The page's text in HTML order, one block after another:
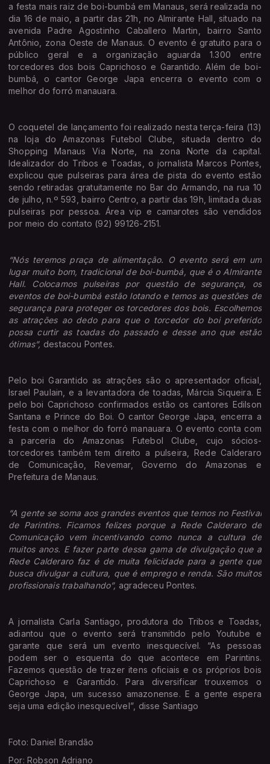
a festa mais raiz de boi-bumbá em Manaus, será realizada no
dia 16 de maio, a partir das 21h, no Almirante Hall, situado na
avenida Padre Agostinho Caballero Martin, bairro Santo
Antônio, zona Oeste de Manaus. O evento é gratuito para o
público geral e a organização aguarda 1.300 entre
torcedores dos bois Caprichoso e Garantido. Além de boi-
bumbá, o cantor George Japa encerra o evento com o
melhor do forró manauara.
O coquetel de lançamento foi realizado nesta terça-feira (13)
na loja do Amazonas Futebol Clube, situada dentro do
Shopping Manaus Via Norte, na zona Norte da capital.
Idealizador do Tribos e Toadas, o jornalista Marcos Pontes,
explicou que pulseiras para área de pista do evento estão
sendo retiradas gratuitamente no Bar do Armando, na rua 10
de julho, n.º 593, bairro Centro, a partir das 19h, limitada duas
pulseiras por pessoa. Área vip e camarotes são vendidos
por meio do contato (92) 99126-2151.
“Nós teremos praça de alimentação. O evento será em um
lugar muito bom, tradicional de boi-bumbá, que é o Almirante
Hall. Colocamos pulseiras por questão de segurança, os
eventos de boi-bumbá estão lotando e temos as questões de
segurança para proteger os torcedores dos bois. Escolhemos
as atrações ao dedo para que o torcedor do boi preferido
possa curtir as toadas do passado e desse ano que estão
ótimas”, destacou Pontes.
Pelo boi Garantido as atrações são o apresentador oficial,
Israel Paulain, e a levantadora de toadas, Márcia Siqueira. E
pelo boi Caprichoso confirmados estão os cantores Edilson
Santana e Prince do Boi. O cantor George Japa, encerra a
festa com o melhor do forró manauara. O evento conta com
a parceria do Amazonas Futebol Clube, cujo sócios-
torcedores também tem direito a pulseira, Rede Calderaro
de Comunicação, Revemar, Governo do Amazonas e
Prefeitura de Manaus.
“A gente se soma aos grandes eventos que temos no Festival
de Parintins. Ficamos felizes porque a Rede Calderaro de
Comunicação vem incentivando como nunca a cultura de
muitos anos. E fazer parte dessa gama de divulgação que a
Rede Calderaro faz é de muita felicidade para a gente que
busca divulgar a cultura, que é emprego e renda. São muitos
profissionais trabalhando”, agradeceu Pontes.
A jornalista Carla Santiago, produtora do Tribos e Toadas,
adiantou que o evento será transmitido pelo Youtube e
garante que será um evento inesquecível. “As pessoas
podem ser o esquenta do que acontece em Parintins.
Fazemos questão de trazer itens oficiais e os próprios bois
Caprichoso e Garantido. Para diversificar trouxemos o
George Japa, um sucesso amazonense. E a gente espera
seja uma edição inesquecível”, disse Santiago
Foto: Daniel Brandão
Por: Robson Adriano